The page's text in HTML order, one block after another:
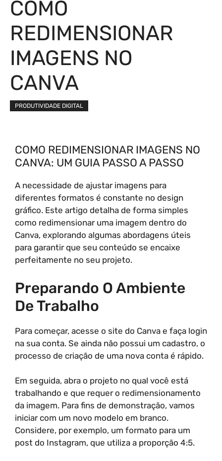
COMO
REDIMENSIONAR
IMAGENS NO
CANVA
PRODUTIVIDADE DIGITAL
COMO REDIMENSIONAR IMAGENS NO
CANVA: UM GUIA PASSO A PASSO
A necessidade de ajustar imagens para
diferentes formatos é constante no design
gráfico. Este artigo detalha de forma simples
como redimensionar uma imagem dentro do
Canva, explorando algumas abordagens úteis
para garantir que seu conteúdo se encaixe
perfeitamente no seu projeto.
Preparando O Ambiente
De Trabalho
Para começar, acesse o site do Canva e faça login
na sua conta. Se ainda não possui um cadastro, o
processo de criação de uma nova conta é rápido.
Em seguida, abra o projeto no qual você está
trabalhando e que requer o redimensionamento
da imagem. Para fins de demonstração, vamos
iniciar com um novo modelo em branco.
Considere, por exemplo, um formato para um
post do Instagram, que utiliza a proporção 4:5.